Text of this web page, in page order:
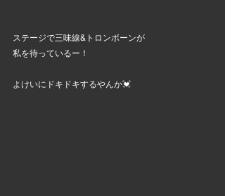
ステージで三味線&トロンボーンが
私を待っているー！
よけいにドキドキするやんか💓